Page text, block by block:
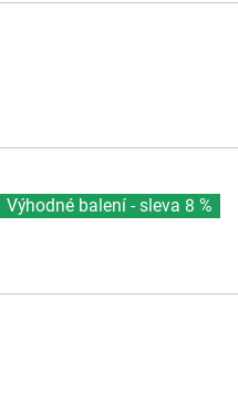
Výhodné balení - sleva 8 %